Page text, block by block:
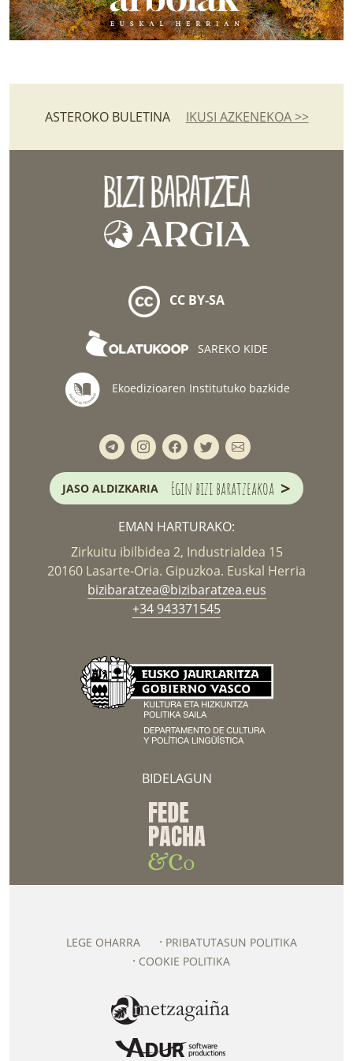
ASTEROKO BULETINA IKUSI AZKENEKOA >>
CC BY-SA
SAREKO KIDE
Ekoedizioaren Institutuko bazkide
JASO ALDIZKARIA Egin bizi baratzeakoa >
EMAN HARTURAKO:
Zirkuitu ibilbidea 2, Industrialdea 15
20160 Lasarte-Oria. Gipuzkoa. Euskal Herria
bizibaratzea@bizibaratzea.eus
+34 943371545
BIDELAGUN
LEGE OHARRA
PRIBATUTASUN POLITIKA
COOKIE POLITIKA